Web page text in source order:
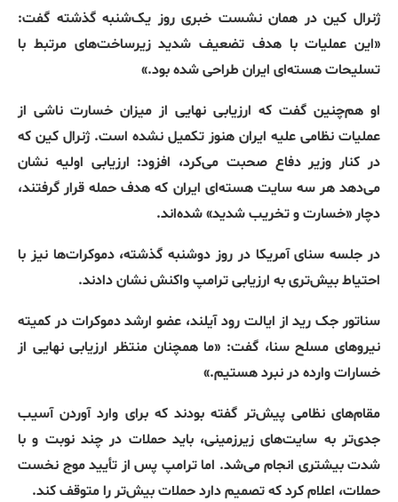
ژنرال کین در همان نشست خبری روز یک‌شنبه گذشته گفت:
«این عملیات با هدف تضعیف شدید زیرساخت‌های مرتبط با
تسلیحات هسته‌ای ایران طراحی شده بود.»
او هم‌چنین گفت که ارزیابی نهایی از میزان خسارت ناشی از
عملیات نظامی علیه ایران هنوز تکمیل نشده است. ژنرال کین که
در کنار وزیر دفاع صحبت می‌کرد، افزود: ارزیابی اولیه نشان
می‌دهد هر سه سایت هسته‌ای ایران که هدف حمله قرار گرفتند،
دچار «خسارت و تخریب شدید» شده‌اند.
در جلسه سنای آمریکا در روز دوشنبه گذشته، دموکرات‌ها نیز با
احتیاط بیش‌تری به ارزیابی ترامپ واکنش نشان دادند.
سناتور جک رید از ایالت رود آیلند، عضو ارشد دموکرات در کمیته
نیروهای مسلح سنا، گفت: «ما همچنان منتظر ارزیابی نهایی از
خسارات وارده در نبرد هستیم.»
مقام‌های نظامی پیش‌تر گفته بودند که برای وارد آوردن آسیب
جدی‌تر به سایت‌های زیرزمینی، باید حملات در چند نوبت و با
شدت بیشتری انجام می‌شد. اما ترامپ پس از تأیید موج نخست
حملات، اعلام کرد که تصمیم دارد حملات بیش‌تر را متوقف کند.